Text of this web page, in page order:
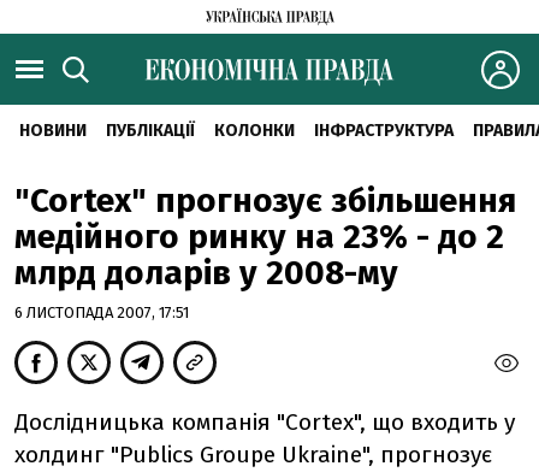
НОВИНИ ПУБЛІКАЦІЇ КОЛОНКИ ІНФРАСТРУКТУРА
"Cortex" прогнозує збільшення
медійного ринку на 23% - до 2
млрд доларів у 2008-му
6 ЛИСТОПАДА 2007, 17:51
Дослідницька компанія "Cortex", що входить у
холдинг "Publics Groupe Ukraine", прогнозує